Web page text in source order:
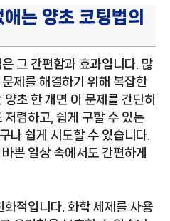
는 양초 코팅법의
그 간편함과 효과입니다. 많
제를 해결하기 위해 복잡한
초 한 개면 이 문제를 간단히
렴하고, 쉽게 구할 수 있는
나 쉽게 시도할 수 있습니다.
쁜 일상 속에서도 간편하게
화적입니다. 화학 세제를 사용